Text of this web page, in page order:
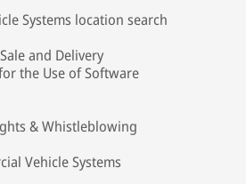
Systems location search
and Delivery
the Use of Software
& Whistleblowing
Vehicle Systems